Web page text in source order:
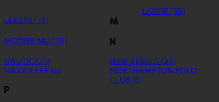
LAVOR (38)
LEASTAT(1) M
MODISSIMO (78) N
NAUTICA (1) NEW REBELS (33)
NICOLE LEE (5)
NORTHAMPTON POLO
CLUB (8)
P